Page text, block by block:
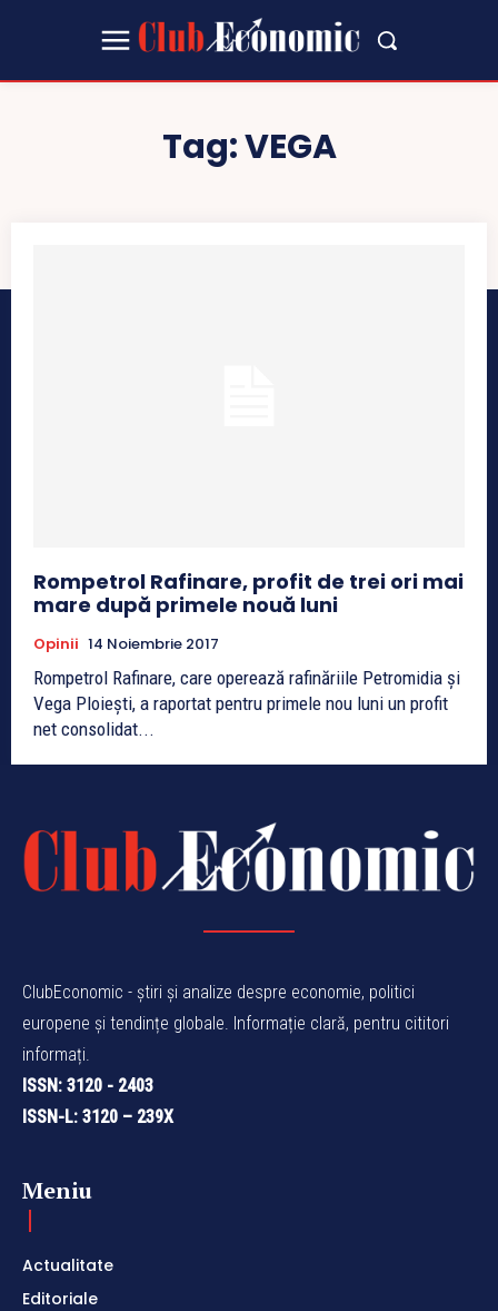
Tag:VEGA
Rompetrol Rafinare, profit de trei ori mai
mare după primele nouă luni
Opinii 14 Noiembrie 2017
Rompetrol Rafinare, care operează rafinăriile Petromidia și
Vega Ploiești, a raportat pentru primele nou luni un profit
net consolidat...
ClubEconomic - știri și analize despre economie, politici
europene și tendințe globale. Informație clară, pentru cititori
informați.
ISSN: 3120 - 2403
ISSN-L: 3120 – 239X
Meniu
Actualitate
Editoriale